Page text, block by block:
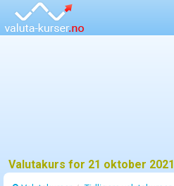
Valutakurs for 21 oktober 2021